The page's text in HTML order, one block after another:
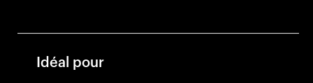
Idéal pour